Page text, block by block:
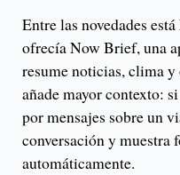
Entre las novedades
ofrecía Now Brief, una
resume noticias, clima
añade mayor contexto:
por mensajes sobre un
conversación y muestra
automáticamente.